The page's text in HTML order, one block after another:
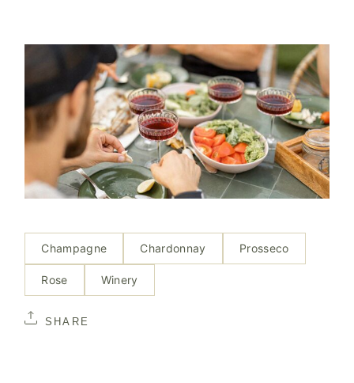
Champagne Chardonnay Prosseco
Rose Winery
SHARE